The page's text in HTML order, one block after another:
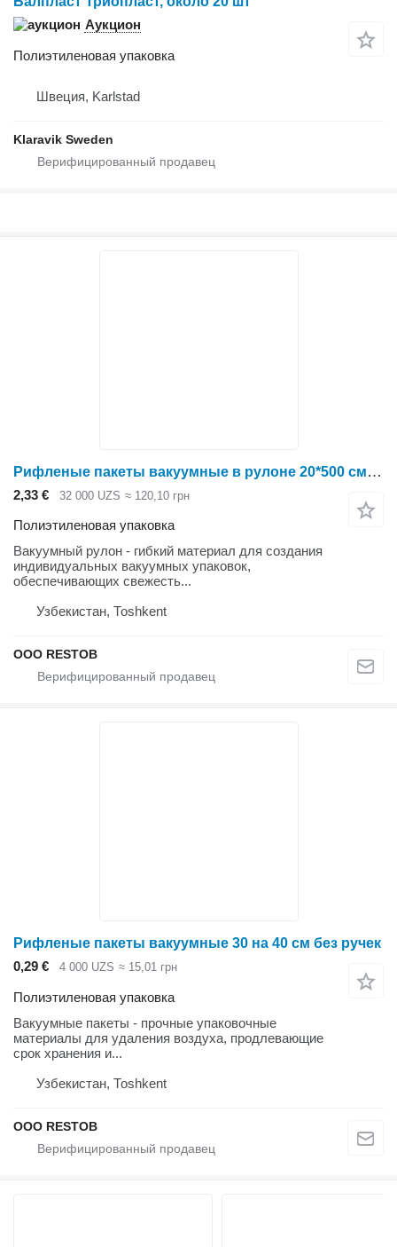
Аукцион
Полиэтиленовая упаковка
Швеция, Karlstad
Klaravik Sweden
Рифленые пакеты вакуумные в рулоне 20*500 см без ручек
2,33 € 32 000 UZS ≈ 120,10 грн
Полиэтиленовая упаковка
Вакуумный рулон - гибкий материал для создания
индивидуальных вакуумных упаковок,
обеспечивающих свежесть...
Узбекистан, Тоshkent
OOO RESTOB
Рифленые пакеты вакуумные 30 на 40 см без ручек
0,29 €
4 000 UZS ≈ 15,01 грн
Полиэтиленовая упаковка
Вакуумные пакеты - прочные упаковочные
материалы для удаления воздуха, продлевающие
срок хранения и...
Узбекистан, Тоshkent
OOO RESTOB